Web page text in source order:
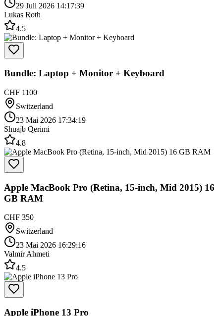
29 Juli 2026 14:17:39
Lukas Roth
4.5
Bundle: Laptop + Monitor + Keyboard
CHF 1100
Switzerland
23 Mai 2026 17:34:19
Shuajb Qerimi
4.8
Apple MacBook Pro (Retina, 15-inch, Mid 2015) 16
GB RAM
CHF 350
Switzerland
23 Mai 2026 16:29:16
Valmir Ahmeti
4.5
Apple iPhone 13 Pro